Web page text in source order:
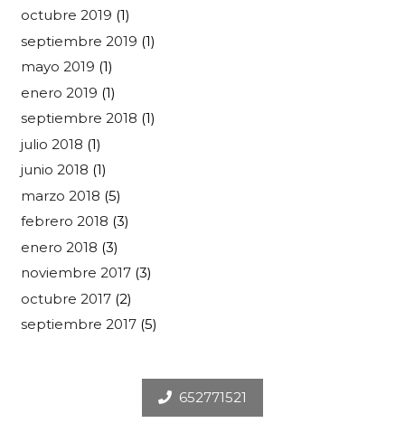
octubre 2019 (1)
septiembre 2019 (1)
mayo 2019 (1)
enero 2019 (1)
septiembre 2018 (1)
julio 2018 (1)
junio 2018 (1)
marzo 2018 (5)
febrero 2018 (3)
enero 2018 (3)
noviembre 2017(3)
octubre 2017(2)
septiembre 2017(5)
652771521